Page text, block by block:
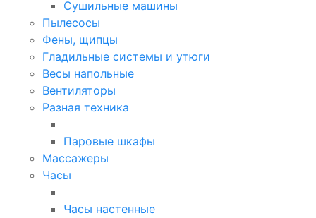
Сушильные машины
Пылесосы
Фены, щипцы
Гладильные системы и утюги
Весы напольные
Вентиляторы
Разная техника
Паровые шкафы
Массажеры
Часы
Часы настенные